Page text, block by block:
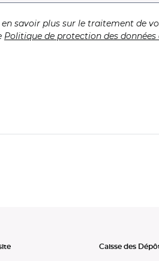
en savoir plus sur le traitement de
Politique de protection des
Caisse des